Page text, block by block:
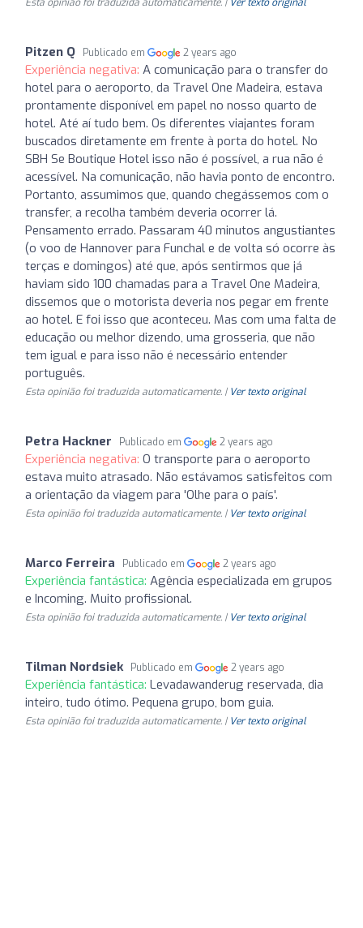
Pitzen Q Publicado em 2 years ago
Experiência negativa: A comunicação para o transfer do
hotel para o aeroporto, da Travel One Madeira, estava
prontamente disponível em papel no nosso quarto de
hotel. Até aí tudo bem. Os diferentes viajantes foram
buscados diretamente em frente à porta do hotel. No
SBH Se Boutique Hotel isso não é possível, a rua não é
acessível. Na comunicação, não havia ponto de encontro.
Portanto, assumimos que, quando chegássemos com o
transfer, a recolha também deveria ocorrer lá.
Pensamento errado. Passaram 40 minutos angustiantes
(o voo de Hannover para Funchal e de volta só ocorre às
terças e domingos) até que, após sentirmos que já
haviam sido 100 chamadas para a Travel One Madeira,
dissemos que o motorista deveria nos pegar em frente
ao hotel. E foi isso que aconteceu. Mas com uma falta de
educação ou melhor dizendo, uma grosseria, que não
tem igual e para isso não é necessário entender
português.
Esta opinião foi traduzida automaticamente. | Ver texto original
Petra Hackner Publicado em 2 years ago
Experiência negativa: O transporte para o aeroporto
estava muito atrasado. Não estávamos satisfeitos com
a orientação da viagem para 'Olhe para o país'.
Esta opinião foi traduzida automaticamente. | Ver texto original
Marco Ferreira Publicado em 2 years ago
Experiência fantástica: Agência especializada em grupos
e Incoming. Muito profissional.
Esta opinião foi traduzida automaticamente. | Ver texto original
Tilman Nordsiek Publicado em 2 years ago
Experiência fantástica: Levadawanderug reservada, dia
inteiro, tudo ótimo. Pequena grupo, bom guia.
Esta opinião foi traduzida automaticamente. | Ver texto original